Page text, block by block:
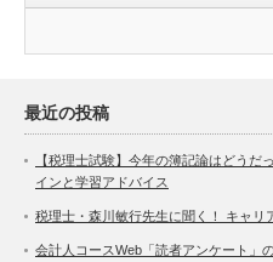
最近の投稿
【税理士試験】今年の簿記論はどう
インと学習アドバイス
税理士・森川敏行先生に聞く！ キャリ
会計人コースWeb「読者アンケート」